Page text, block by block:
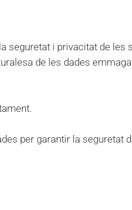
seguretat i privacitat de les
de les dades
per garantir la seguretat